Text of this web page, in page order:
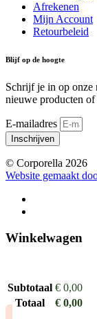
Afrekenen
Mijn Account
Retourbeleid
Blijf op de hoogte
Schrijf je in op onze
nieuwe producten
E-mailadres
Inschrijven
© Corporella 2026
Website gemaakt
Winkelwagen
Subtotaal € 0,00
Totaal
€ 0,00